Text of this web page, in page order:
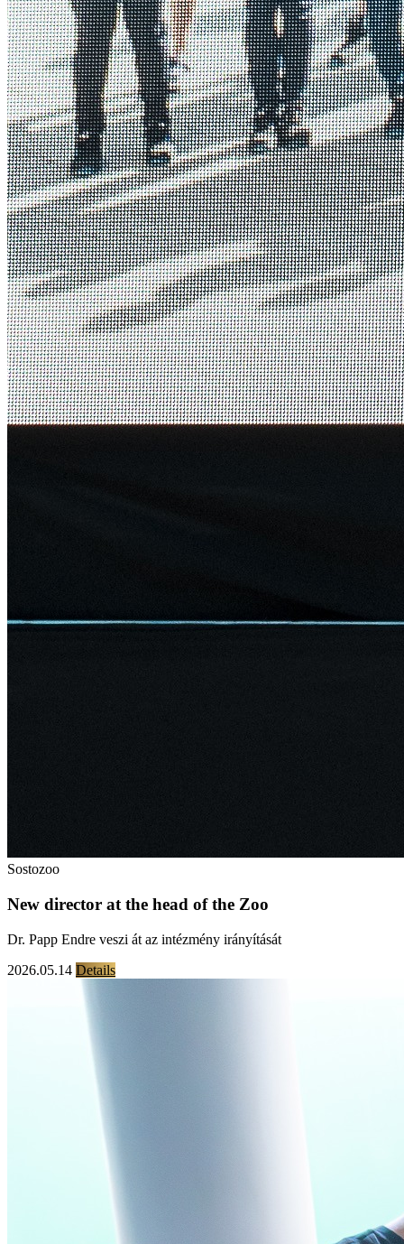
Sostozoo
New director at the head of the Zoo
Dr. Papp Endre veszi át az intézmény irányítását
2026.05.14 Details